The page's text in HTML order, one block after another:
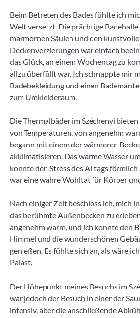
Beim Betreten des Bades fühlte ich
Welt versetzt. Die prächtige
marmornen Säulen und den
Deckenverzierungen war einfach
das Glück, an einem Wochentag zu
allzu überfüllt war. Ich schnappte mir
Badebekleidung und einen
zum Umkleideraum.
Die Thermalbäder im Széchenyi
von Temperaturen, von angenehm
begann mit einem der wärmeren
akklimatisieren. Das warme Wasser
konnte den Stress des Alltags förmlich
war eine wahre Wohltat für Körper
Nach einiger Zeit beschloss ich, mich
das berühmte Außenbecken zu
angenehm warm, und ich konnte den
Himmel und die wunderschönen
genießen. Es fühlte sich an, als wäre
Palast.
Der Höhepunkt meines Besuchs im
war jedoch der Besuch in einer der
intensiv, aber die anschließende